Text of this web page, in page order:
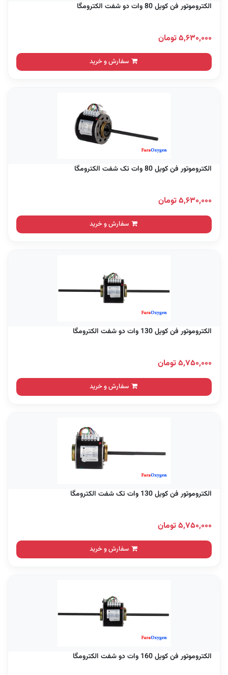
الکتروموتور فن کویل 80 وات دو شفت الکترومگا
۵,۶۳۰,۰۰۰ تومان
سفارش و خرید
الکتروموتور فن کویل 80 وات تک شفت الکترومگا
۵,۶۳۰,۰۰۰ تومان
سفارش و خرید
الکتروموتور فن کویل 130 وات دو شفت الکترومگا
۵,۷۵۰,۰۰۰ تومان
سفارش و خرید
الکتروموتور فن کویل 130 وات تک شفت الکترومگا
۵,۷۵۰,۰۰۰ تومان
سفارش و خرید
الکتروموتور فن کویل 160 وات دو شفت الکترومگا